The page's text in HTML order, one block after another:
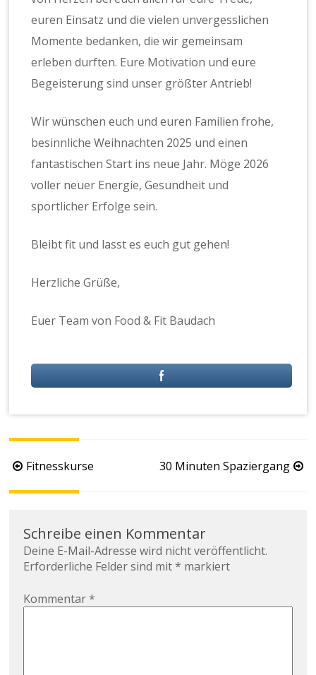
euren Einsatz und die vielen unvergesslichen
Momente bedanken, die wir gemeinsam
erleben durften. Eure Motivation und eure
Begeisterung sind unser größter Antrieb!
Wir wünschen euch und euren Familien frohe,
besinnliche Weihnachten 2025 und einen
fantastischen Start ins neue Jahr. Möge 2026
voller neuer Energie, Gesundheit und
sportlicher Erfolge sein.
Bleibt fit und lasst es euch gut gehen!
Herzliche Grüße,
Euer Team von Food & Fit Baudach
Fitnesskurse 30 Minuten Spaziergang
Schreibe einen Kommentar
Deine E-Mail-Adresse wird nicht veröffentlicht.
Erforderliche Felder sind mit* markiert
Kommentar*